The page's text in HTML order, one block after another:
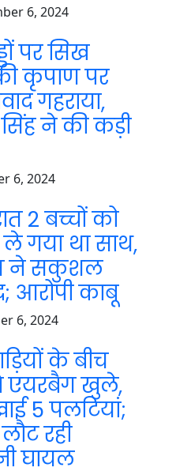
डे मील
दिए यह
6, 2024
पर सिख
कृपाण पर
गहराया,
सिंह ने की कड़ी
6, 2024
2 बच्चों को
गया था साथ,
ने सकुशल
आरोपी काबू
6, 2024
के बीच
एयरबैग खुले,
5 पलटियां;
लौट रही
घायल